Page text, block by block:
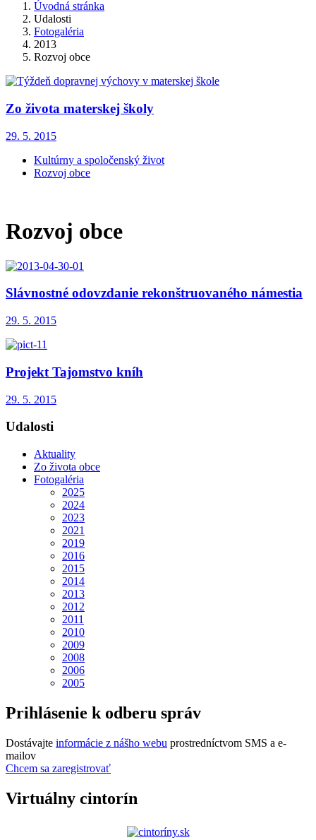
Úvodná stránka
Udalosti
Fotogaléria
2013
Rozvoj obce
Zo života materskej školy
29. 5. 2015
Kultúrny a spoločenský život
Rozvoj obce
Rozvoj obce
Slávnostné odovzdanie rekonštruovaného námestia
29. 5. 2015
Projekt Tajomstvo kníh
29. 5. 2015
Udalosti
Aktuality
Zo života obce
Fotogaléria
2025
2024
2023
2021
2019
2016
2015
2014
2013
2012
2011
2010
2009
2008
2006
2005
Prihlásenie k odberu správ
Dostávajte informácie z nášho webu prostredníctvom SMS a e-
mailov
Chcem sa zaregistrovať
Virtuálny cintorín